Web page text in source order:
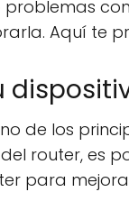
problemas
Aquí te
de los
router, es
para